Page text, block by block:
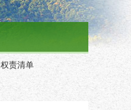
权责清单